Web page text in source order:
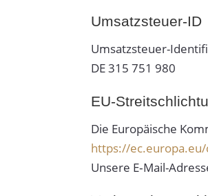
Umsatzsteuer-ID
Umsatzs­teuer-
DE 315 751 980
EU-
Die Europäische
https://
Unsere E‑Mail-